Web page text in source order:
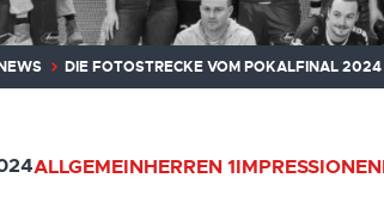
DIE FOTOSTRECKE VOM POKALFINAL 2024
ALLGEMEINHERREN 1IMPRESSIONEN